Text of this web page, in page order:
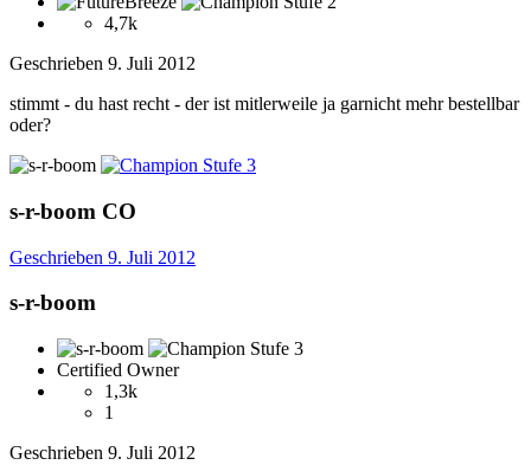
4,7k
Geschrieben 9. Juli 2012
stimmt - du hast recht - der ist mitlerweile ja garnicht mehr bestellbar
oder?
s-r-boom CO
Geschrieben 9. Juli 2012
s-r-boom
Certified Owner
1,3k
1
Geschrieben 9. Juli 2012